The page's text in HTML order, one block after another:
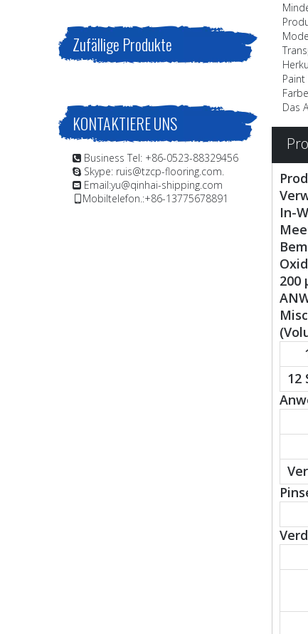
Zufällige Produkte
KONTAKTIERE UNS
 Business Tel: +86-0523-88329456
 Skype: ruis@tzcp-flooring.com.
 Email:yu@qinhai-shipping.com
Mobiltelefon.:+86-13775678891
Das
In-
200
12